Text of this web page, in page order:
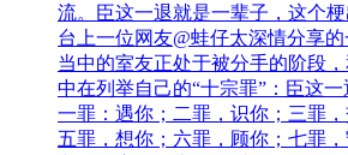
流。臣这一退就是一辈子，这个
台上一位网友@蛙仔太深情分享
当中的室友正处于被分手的阶段
中在列举自己的“十宗罪”：臣这
一罪：遇你；二罪，识你；三罪，
五罪，想你；六罪，顾你；七‌‌‌‌‌‌‌‌‌‌罪，